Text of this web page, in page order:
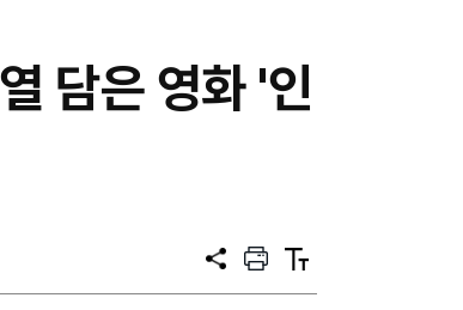
담은 영화 '인
공
프
트
텍
트